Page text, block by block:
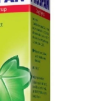
kelulusan KKM
tekak, batuk kering.